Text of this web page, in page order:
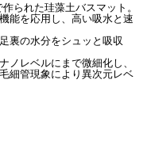
られた珪藻土バスマット。
能を応用し、高い吸水と速
裏の水分をシュッと吸収
ノレベルにまで微細化し、
細管現象により異次元レベ